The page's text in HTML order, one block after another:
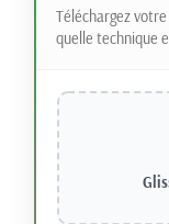
Téléchargez
quelle technique